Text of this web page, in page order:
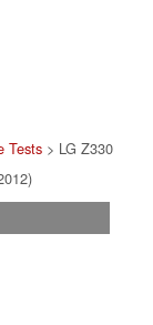
Tests> LG Z330